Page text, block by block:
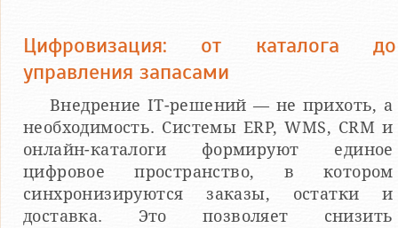
Цифровизация: от каталога до
управления запасами
Внедрение IT-решений — не прихоть, а
необходимость. Системы ERP, WMS, CRM и
онлайн-каталоги формируют единое
цифровое пространство, в котором
синхронизируются заказы, остатки и
доставка. Это позволяет снизить